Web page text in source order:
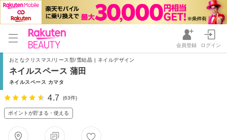
会員登録 ログイン
おとなクリスマス/リース型/雪結晶 | ネイルデザイン
ネイルスペース 蒲田
ネイルスペース カマタ
4.7 (63件)
ポイントが貯まる・使える